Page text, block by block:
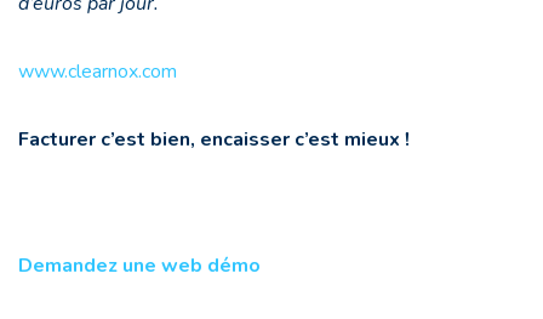
www.clearnox.com
Facturer c’est bien, encaisser c’est mieux !
Demandez une web démo